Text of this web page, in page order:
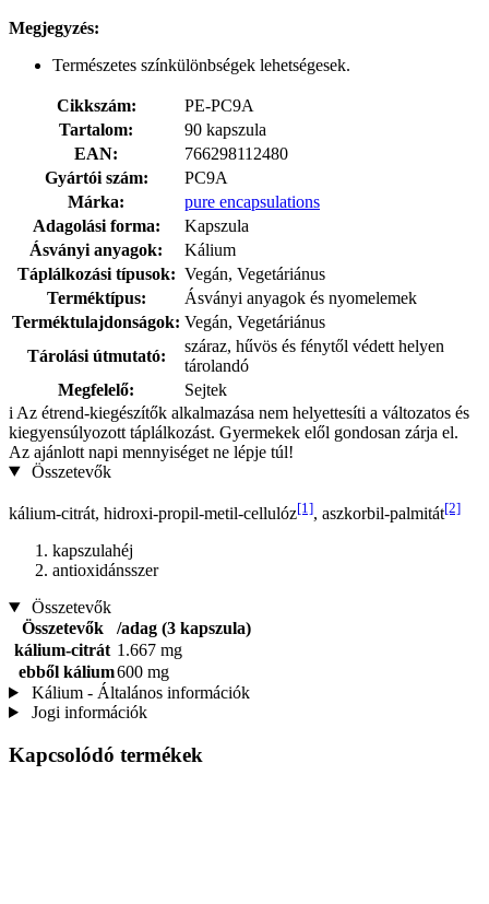
Megjegyzés:
Természetes színkülönbségek lehetségesek.
Cikkszám:
PE-PC9A
Tartalom:
90 kapszula
EAN:
766298112480
Gyártói szám:
PC9A
Márka:
pure encapsulations
Adagolási forma:
Kapszula
Ásványi anyagok:
Kálium
Táplálkozási típusok: Vegán, Vegetáriánus
Terméktípus:
Ásványi anyagok és nyomelemek
Terméktulajdonságok: Vegán, Vegetáriánus
Tárolási útmutató:
száraz, hűvös és fénytől védett helyen
tárolandó
Megfelelő:
Sejtek
i Az étrend-kiegészítők alkalmazása nem helyettesíti a változatos és
kiegyensúlyozott táplálkozást. Gyermekek elől gondosan zárja el.
Az ajánlott napi mennyiséget ne lépje túl!
Összetevők
kálium-citrát, hidroxi-propil-metil-cellulóz[1], aszkorbil-palmitát[2]
kapszulahéj
antioxidánsszer
Összetevők
Összetevők
/adag (3 kapszula)
kálium-citrát 1.667 mg
ebből kálium600 mg
Kálium - Általános információk
Jogi információk
Kapcsolódó termékek